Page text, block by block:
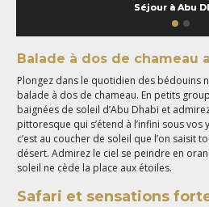
Séjour à Abu
Balade à dos de
Plongez dans le quotidien des bédouins
balade à dos de chameau. En petits
baignées de soleil d’Abu Dhabi et
pittoresque qui s’étend à l’infini sous vos
c’est au coucher de soleil que l’on saisit
désert. Admirez le ciel se peindre en
soleil ne cède la place aux étoiles.
Safari et sensations